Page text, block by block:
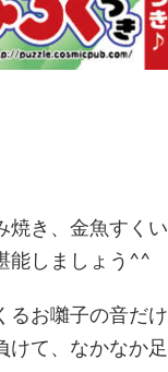
焼き、金魚すくい
能しましょう^^
るお囃子の音だけ
けて、なかなか足